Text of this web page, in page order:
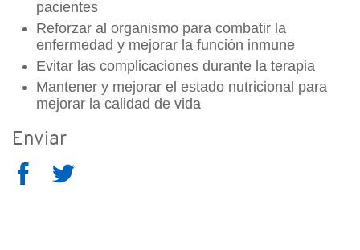
pacientes
Reforzar al organismo para combatir la
enfermedad y mejorar la función inmune
Evitar las complicaciones durante la terapia
Mantener y mejorar el estado nutricional para
mejorar la calidad de vida
Enviar